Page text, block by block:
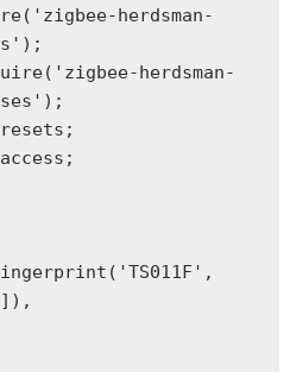
herdsman-
herdsman-